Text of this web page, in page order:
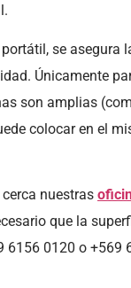
se asegura
Únicamente
son amplias
colocar en el
nuestras
que la
0120 o +569